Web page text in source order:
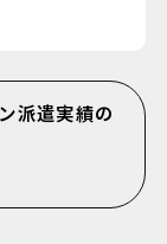
派遣実績の